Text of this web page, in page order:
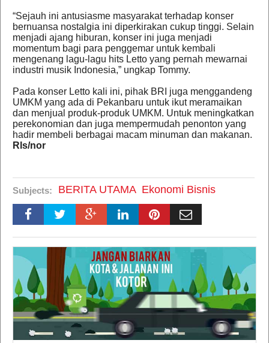
“Sejauh ini antusiasme masyarakat terhadap konser
bernuansa nostalgia ini diperkirakan cukup tinggi. Selain
menjadi ajang hiburan, konser ini juga menjadi
momentum bagi para penggemar untuk kembali
mengenang lagu-lagu hits Letto yang pernah mewarnai
industri musik Indonesia,” ungkap Tommy.
Pada konser Letto kali ini, pihak BRI juga menggandeng
UMKM yang ada di Pekanbaru untuk ikut meramaikan
dan menjual produk-produk UMKM. Untuk meningkatkan
perekonomian dan juga mempermudah penonton yang
hadir membeli berbagai macam minuman dan makanan.
Rls/nor
Subjects: BERITA UTAMA Ekonomi Bisnis